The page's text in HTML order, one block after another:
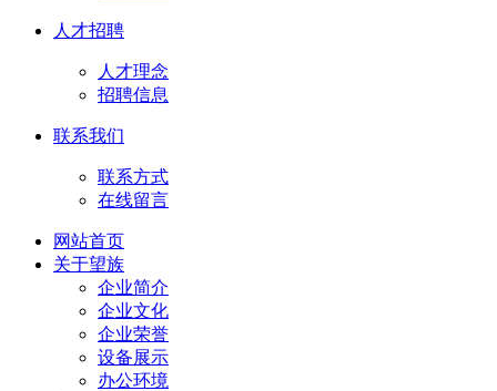
人才招聘
人才理念
招聘信息
联系我们
联系方式
在线留言
网站首页
关于望族
企业简介
企业文化
企业荣誉
设备展示
办公环境